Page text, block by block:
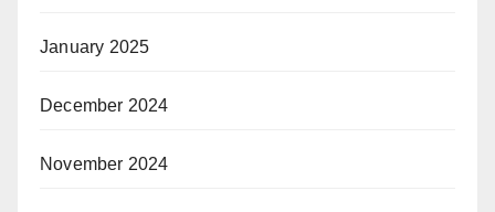
January 2025
December 2024
November 2024